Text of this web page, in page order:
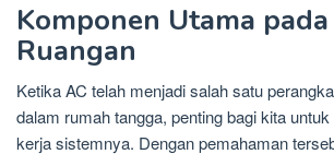
Komponen Utama pada
Ruangan
Ketika AC telah menjadi salah satu
dalam rumah tangga, penting bagi kita
kerja sistemnya. Dengan pemahaman